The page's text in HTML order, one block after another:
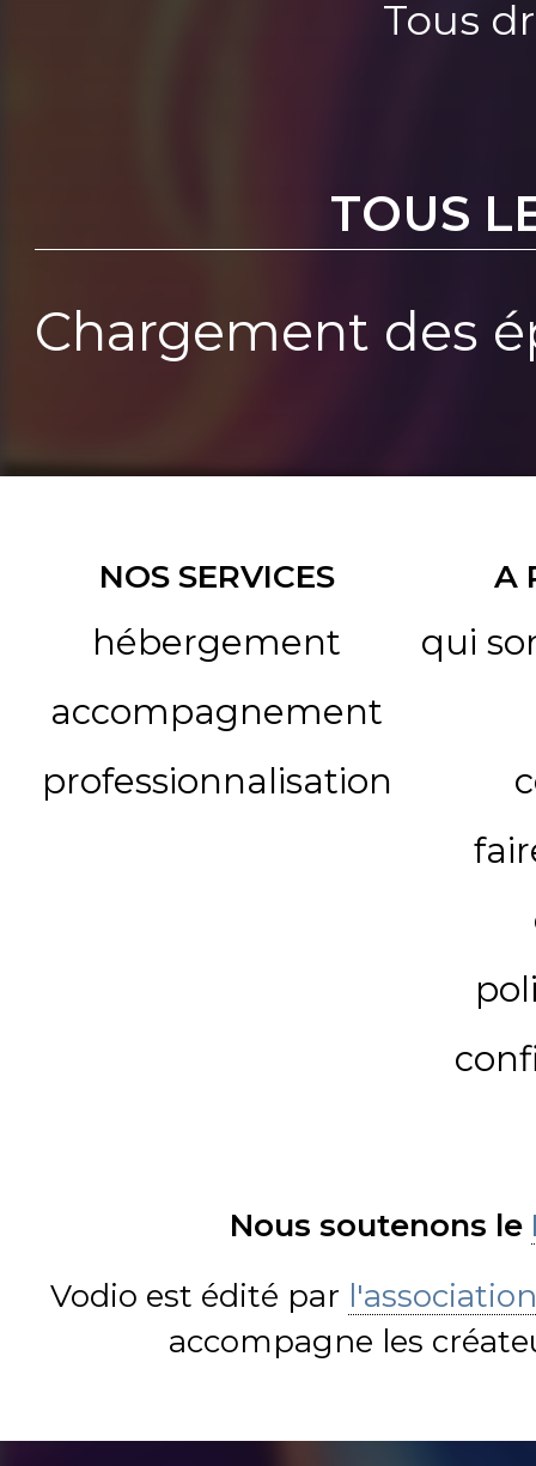
Tous
TOUS
Chargement des
NOS SERVICES
hébergement
accompagnement
professionnalisation
A
qui